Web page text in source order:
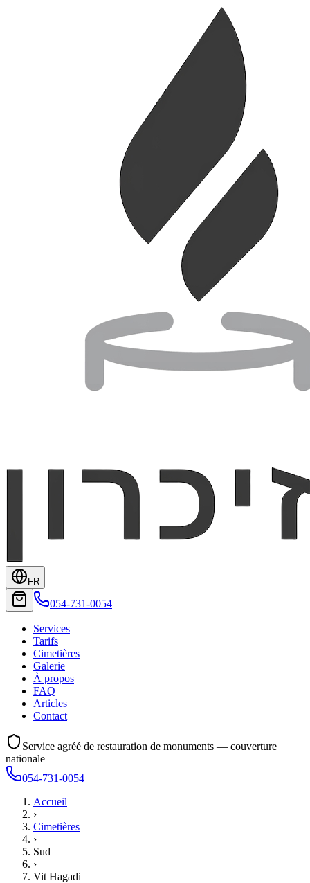
FR
054-731-0054
Services
Tarifs
Cimetières
Galerie
À propos
FAQ
Articles
Contact
Service agréé de restauration de monuments — couverture
nationale
054-731-0054
Accueil
›
Cimetières
›
Sud
›
Vit Hagadi